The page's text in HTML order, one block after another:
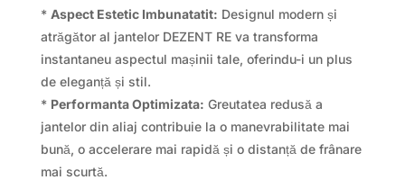
* Aspect Estetic Imbunatatit: Designul modern și
atrăgător al jantelor DEZENT RE va transforma
instantaneu aspectul mașinii tale, oferindu-i un plus
de eleganță și stil.
* Performanta Optimizata: Greutatea redusă a
jantelor din aliaj contribuie la o manevrabilitate mai
bună, o accelerare mai rapidă și o distanță de frânare
mai scurtă.